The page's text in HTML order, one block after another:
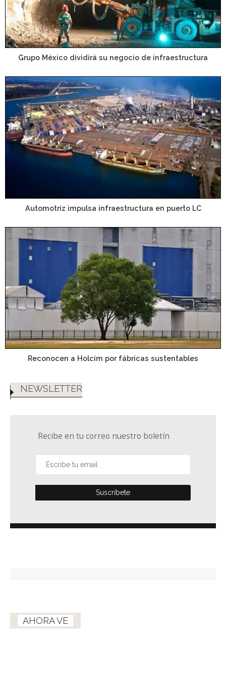
Grupo México dividirá su negocio de infraestructura
Automotriz impulsa infraestructura en puerto LC
Reconocen a Holcim por fábricas sustentables
NEWSLETTER
Recibe en tu correo nuestro boletín
AHORA VE